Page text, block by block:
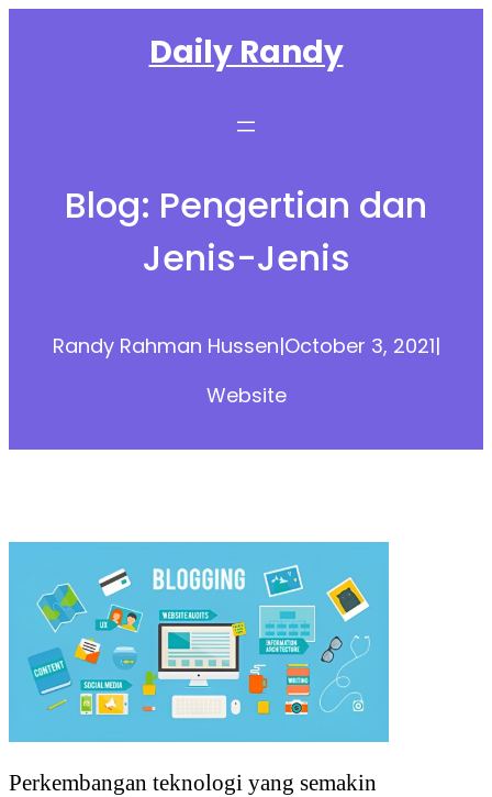
Daily Randy
Blog: Pengertian dan
Jenis-Jenis
Randy Rahman Hussen|October 3, 2021|
Website
Perkembangan teknologi yang semakin